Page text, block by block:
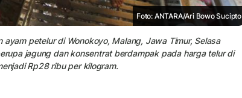
Foto: ANTARA/Ari Bowo Sucipto
petelur di Wonokoyo, Malang, Jawa Timur, Selasa
jagung dan konsentrat berdampak pada harga telur di
Rp28 ribu per kilogram.